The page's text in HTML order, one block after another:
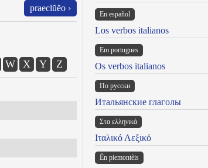
praeclŭĕo ›
W X Y Z
En español
Los verbos italianos
Em portugues
Os verbos italianos
По русски
Итальянские глаголы
Στα ελληνικά
Ιταλικό Λεξικό
Ën piemontèis